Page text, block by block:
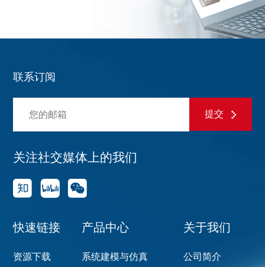
联系订阅
提交
关注社交媒体上的我们
快速链接
资源下载
产品中心
系统建模与仿真
关于我们
公司简介